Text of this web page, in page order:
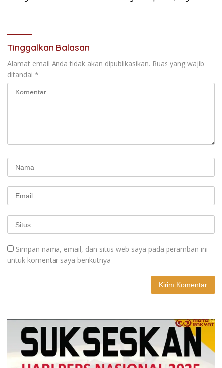
Tinggalkan Balasan
Alamat email Anda tidak akan dipublikasikan. Ruas yang wajib
ditandai *
Simpan nama, email, dan situs web saya pada peramban ini
untuk komentar saya berikutnya.